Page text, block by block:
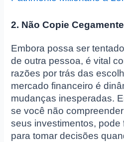
2. Não Copie Cegamente
Embora possa ser
de outra pessoa, é vital
razões por trás das
mercado financeiro é
mudanças inesperadas.
se você não
seus investimentos, pode
para tomar decisões